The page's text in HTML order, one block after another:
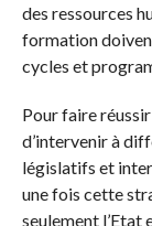
des ressources
formation
cycles et
Pour faire
d’intervenir à
législatifs et
une fois cette
seulement l’Etat